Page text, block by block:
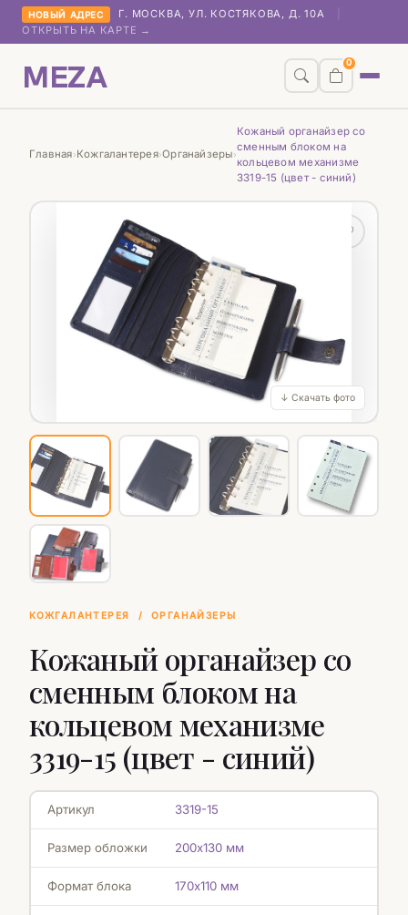
НОВЫЙ АДРЕС Г. МОСКВА, УЛ. КОСТЯКОВА, Д. 10А
ОТКРЫТЬ НА КАРТЕ →
MEZA 0
Главная›Кожгалантерея›Органайзеры›
Кожаный органайзер со
сменным блоком на
кольцевом механизме
3319-15 (цвет - синий)
♡
↓ Скачать фото
КОЖГАЛАНТЕРЕЯ / ОРГАНАЙЗЕРЫ
Кожаный органайзер со
сменным блоком на
кольцевом механизме
3319-15 (цвет - синий)
Артикул 3319-15
Размер обложки 200х130 мм
Формат блока 170х110 мм